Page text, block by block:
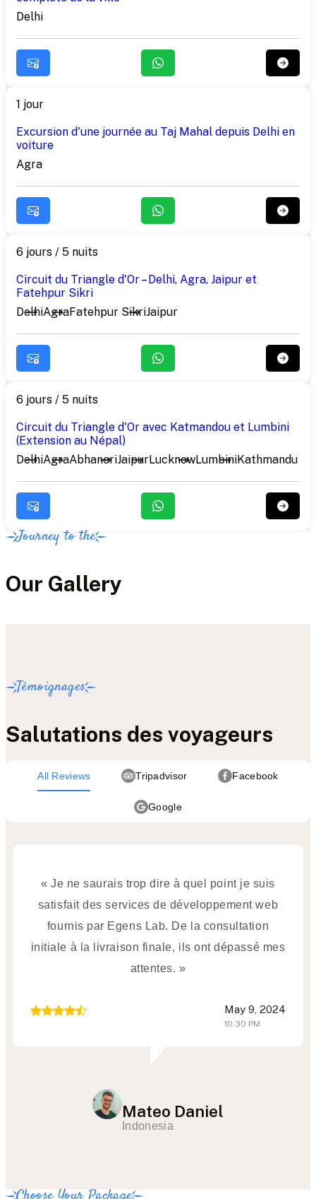
Delhi
1 jour
Excursion d'une journée au Taj Mahal depuis Delhi en
voiture
Agra
6 jours / 5 nuits
Circuit du Triangle d'Or – Delhi, Agra, Jaipur et
Fatehpur Sikri
DelhiAgraFatehpur SikriJaipur
6 jours / 5 nuits
Circuit du Triangle d'Or avec Katmandou et Lumbini
(Extension au Népal)
DelhiAgraAbhaneriJaipurLucknowLumbiniKathmandu
Journey to the
Our Gallery
Témoignages
Salutations des voyageurs
All Reviews Tripadvisor Facebook
Google
« Je ne saurais trop dire à quel point je suis
satisfait des services de développement web
fournis par Egens Lab. De la consultation
initiale à la livraison finale, ils ont dépassé mes
attentes. »
May 9, 2024
10.30 PM
Mateo Daniel
Indonesia